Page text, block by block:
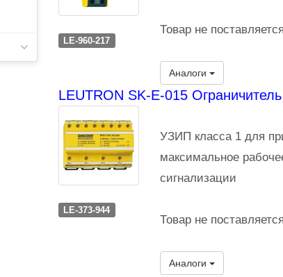
LE-960-217
Товар не поставляется
Аналоги
LEUTRON SK-E-015
LE-373-944
УЗИП класса 1 для
максимальное
сигнализации
Товар не поставляется
Аналоги